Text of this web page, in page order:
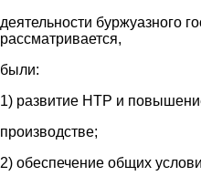
деятельности буржуазного
рассматривается,
были:
1) развитие НТР и
производстве;
2) обеспечение общих